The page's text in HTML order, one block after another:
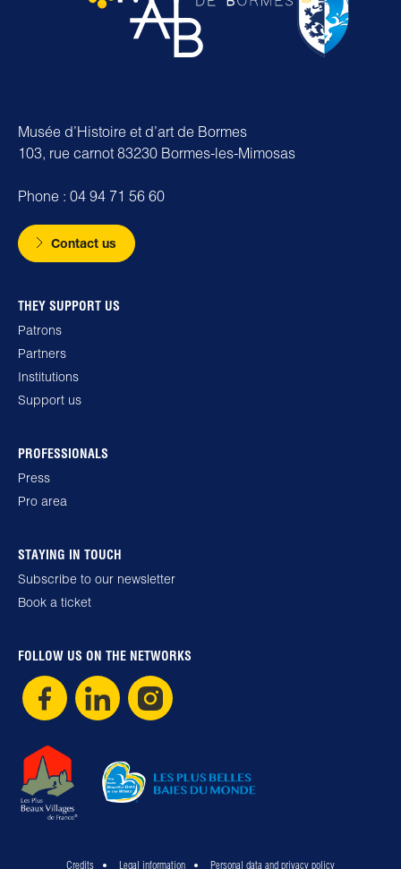
Musée d’Histoire et d’art de Bormes
103, rue carnot 83230 Bormes-les-Mimosas
Phone : 04 94 71 56 60
Contact us
THEY SUPPORT US
Patrons
Partners
Institutions
Support us
PROFESSIONALS
Press
Pro area
STAYING IN TOUCH
Subscribe to our newsletter
Book a ticket
FOLLOW US ON THE NETWORKS
Credits Legal information Personal data and privacy policy